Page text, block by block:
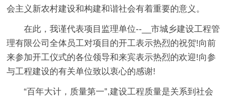
会主义新农村建设和构建和谐社会有着重要的意义。
在此，我谨代表项目监理单位--__市城乡建设工程管
理有限公司全体员工对项目的开工表示热烈的祝贺!向前
来参加开工仪式的各位领导和来宾表示热烈的欢迎!向参
与工程建设的有关单位致以衷心的感谢!
“百年大计，质量第一”,建设工程质量是关系到社会